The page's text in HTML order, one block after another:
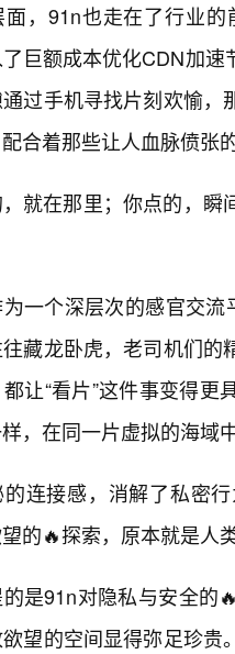
，91n也走在了行业
巨额成本优化CDN加
过手机寻找片刻欢愉
合着那些让人血脉偾张
就在那里；你点的，瞬
一个深层次的感官交
藏龙卧虎，老司机们
让“看片”这件事变得
，在同一片虚拟的海域
连接感，消解了私密
的🔥探索，原本就是人
是91n对隐私与安全的
望的空间显得弥足珍